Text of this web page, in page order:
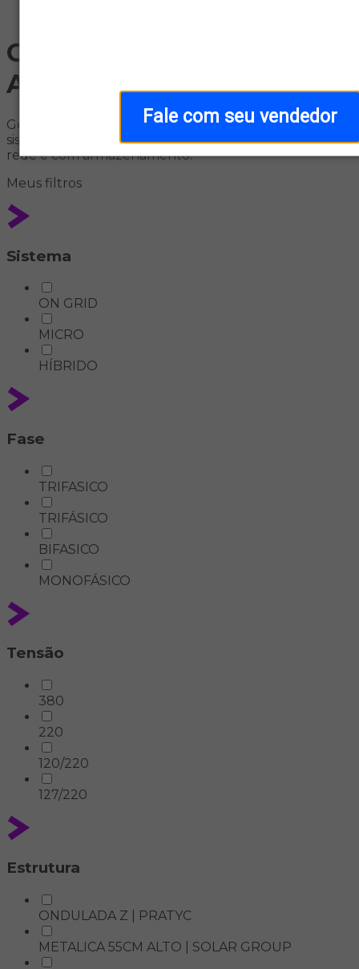
Fale com seu vendedor
Gerador Solar Off-grid –
Aldo Solar
Gerador solar híbrido na Aldo: autonomia total com
sistemas fotovoltaicos que funcionam sem conexão à
rede e com armazenamento.
Meus filtros
Sistema
ON GRID
MICRO
HÍBRIDO
Fase
TRIFASICO
TRIFÁSICO
BIFASICO
MONOFÁSICO
Tensão
380
220
120/220
127/220
Estrutura
ONDULADA Z | PRATYC
METALICA 55CM ALTO | SOLAR GROUP